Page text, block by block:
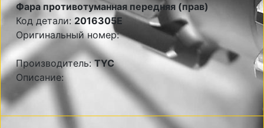
Фара противотуманная передняя (прав)
Код детали: 2016305E
Оригинальный номер:
Производитель:TYC
Описание: